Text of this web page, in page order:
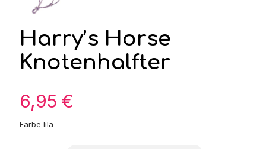
Harry’s Horse
Knotenhalfter
6,95 €
Farbe lila